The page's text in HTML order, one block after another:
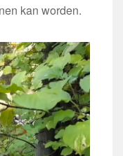
kan worden.